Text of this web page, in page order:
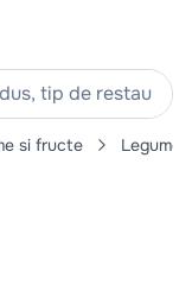
de restaurant,
si fructe Legume